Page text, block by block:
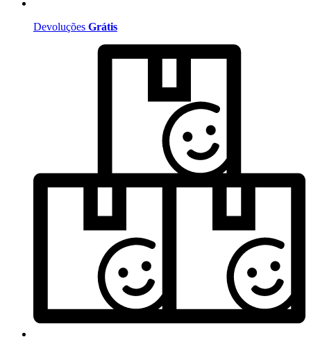
Devoluções Grátis